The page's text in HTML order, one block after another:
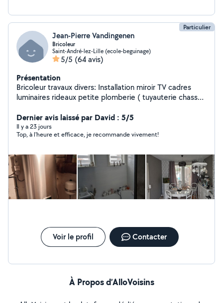
Particulier
Jean-Pierre Vandingenen
Bricoleur
Saint-André-lez-Lille (ecole-beguinage)
5/5 (64 avis)
Présentation
Bricoleur travaux divers: Installation miroir TV cadres
luminaires rideaux petite plomberie ( tuyauterie chasse
Dernier avis laissé par David : 5/5
Il y a 23 jours
Top, à l'heure et efficace, je recommande vivement!
Voir le profil Contacter
À Propos d’AlloVoisins